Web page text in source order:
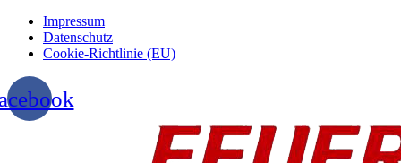
Impressum
Datenschutz
Cookie-Richtlinie (EU)